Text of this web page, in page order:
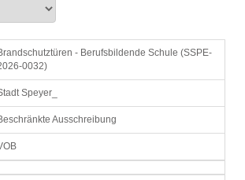
- Berufsbildende Schule (SSPE-
0032)
Speyer_
Ausschreibung